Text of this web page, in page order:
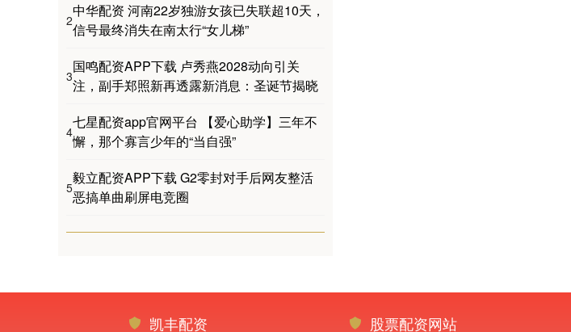
2
中华配资 河南22岁独游女孩已失联超10天，
信号最终消失在南太行“女儿梯”
3
国鸣配资APP下载 卢秀燕2028动向引关
注，副手郑照新再透露新消息：圣诞节揭晓
4
七星配资app官网平台 【爱心助学】三年不
懈，那个寡言少年的“当自强”
5
毅立配资APP下载 G2零封对手后网友整活
恶搞单曲刷屏电竞圈
凯丰配资 股票配资网站